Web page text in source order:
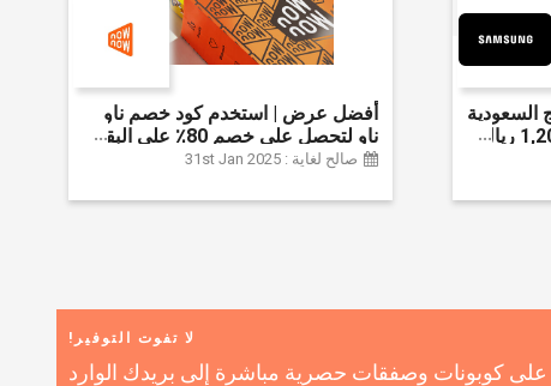
واحصل على ما يصل إلى 1,200 ريال
إضافي 6% على
أفضل عرض | استخدم كود خصم ناو
ناو لتحصل على خصم 80٪ على البقالة
| شراء اللحوم والفواكه والأطعمة
خصم إضافي 5٪ | أفضل عرض
صالح لغاية : 31st Jan 2025
لا تفوت التوفير!
كوبونات وصفقات حصرية مباشرة إلى بريدك الوارد